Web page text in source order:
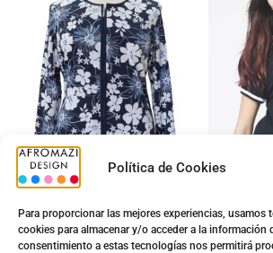
Política de Cookies
Para proporcionar las mejores experiencias, usamos
cookies para almacenar y/o acceder a la información
consentimiento a estas tecnologías nos permitirá
Chaquetas con
Cremallera
G-0422438
IRIS